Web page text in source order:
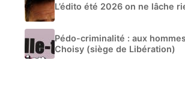
L’édito été 2026 on ne lâche
Pédo-criminalité : aux
Choisy (siège de Libération)